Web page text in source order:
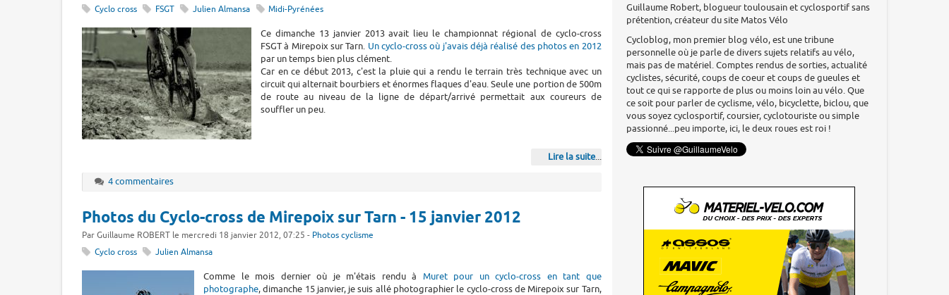
Cyclo cross
FSGT Julien Almansa Midi-Pyrénées
Ce dimanche 13 janvier 2013 avait lieu le championnat régional de cyclo-cross
FSGT à Mirepoix sur Tarn. Un cyclo-cross où j'avais déjà réalisé des photos en 2012
par un temps bien plus clément.
Car en ce début 2013, c'est la pluie qui a rendu le terrain très technique avec un
circuit qui alternait bourbiers et énormes flaques d'eau. Seule une portion de 500m
de route au niveau de la ligne de départ/arrivé permettait aux coureurs de
souffler un peu.
Lire la suite...
4 commentaires
Photos du Cyclo-cross de Mirepoix sur Tarn - 15 janvier 2012
Par Guillaume ROBERT le mercredi 18 janvier 2012, 07:25 - Photos cyclisme
Cyclo cross
Julien Almansa
Comme le mois dernier où je m'étais rendu à Muret pour un cyclo-cross en tant que
photographe, dimanche 15 janvier, je suis allé photographier le cyclo-cross de Mirepoix sur Tarn,
Guillaume Robert, blogueur toulousain et cyclosportif sans
prétention, créateur du site Matos Vélo
Cycloblog, mon premier blog vélo, est une tribune
personnelle où je parle de divers sujets relatifs au vélo,
mais pas de matériel. Comptes rendus de sorties, actualité
cyclistes, sécurité, coups de coeur et coups de gueules et
tout ce qui se rapporte de plus ou moins loin au vélo. Que
ce soit pour parler de cyclisme, vélo, bicyclette, biclou, que
vous soyez cyclosportif, coursier, cyclotouriste ou simple
passionné...peu importe, ici, le deux roues est roi !